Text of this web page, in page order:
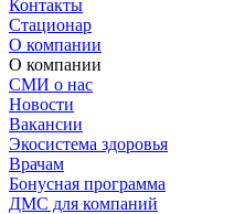
Контакты
Стационар
О компании
О компании
СМИ о нас
Новости
Вакансии
Экосистема здоровья
Врачам
Бонусная программа
ДМС для компаний